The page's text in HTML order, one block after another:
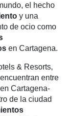
el hecho
y una
de ocio como
en Cartagena.
& Resorts,
entre
Cartagena-
de la ciudad